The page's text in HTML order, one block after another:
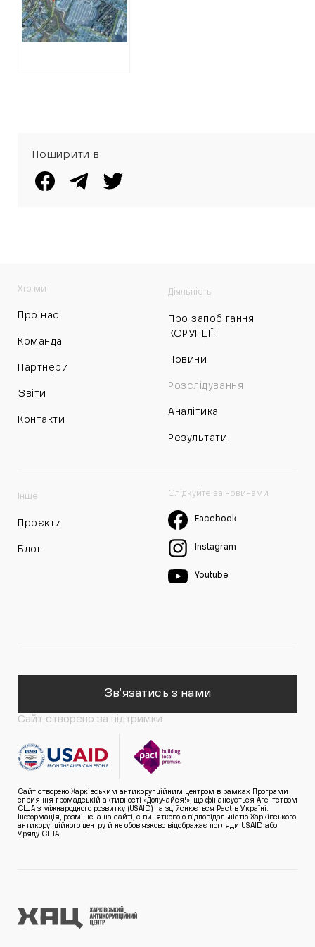
ЗЕМЛЮ НА
ОЛЕКСІЇВЦІ
ВАРТІСТЮ
Поширити в
Хто ми
Про нас
Команда
Партнери
Звіти
Контакти
Діяльність
Про запобігання
КОРУПЦІЇ:
Новини
Розслідування
Аналітика
Результати
Інше
Проєкти
Блог
Слідкуйте за новинами
Facebook
Instagram
Youtube
Зв'язатись з нами
Сайт створено за підтримки
Сайт створено Харківським антикорупційним центром в рамках Програми
сприяння громадській активності «Долучайся!», що фінансується Агентством
США з міжнародного розвитку (USAID) та здійснюється Pact в Україні.
Інформація, розміщена на сайті, є винятковою відповідальністю Харківського
антикорупційного центру й не обов’язково відображає погляди USAID або
Уряду США.